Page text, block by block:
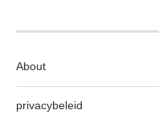
About
privacybeleid